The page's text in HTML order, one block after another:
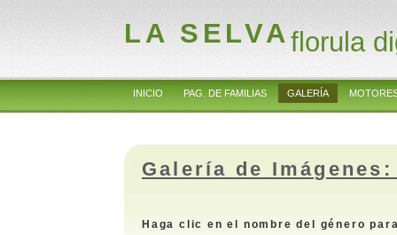
LA SELVAflorula
INICIO PAG. DE FAMILIAS GALERÍA
Galería de
Haga clic en el nombre del género